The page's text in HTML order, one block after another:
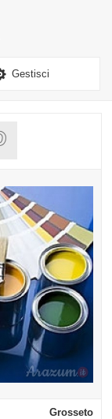
Gestisci
Grosseto